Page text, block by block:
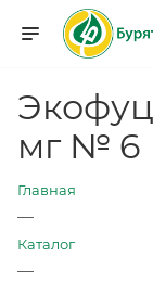
мг № 6
Главная
—
Каталог
—